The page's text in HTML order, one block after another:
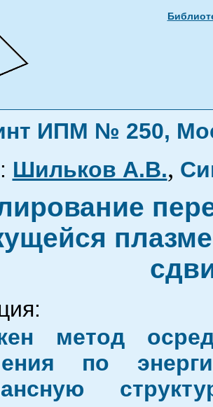
ИПМ № 250,
Шильков А.В.,
метод
по